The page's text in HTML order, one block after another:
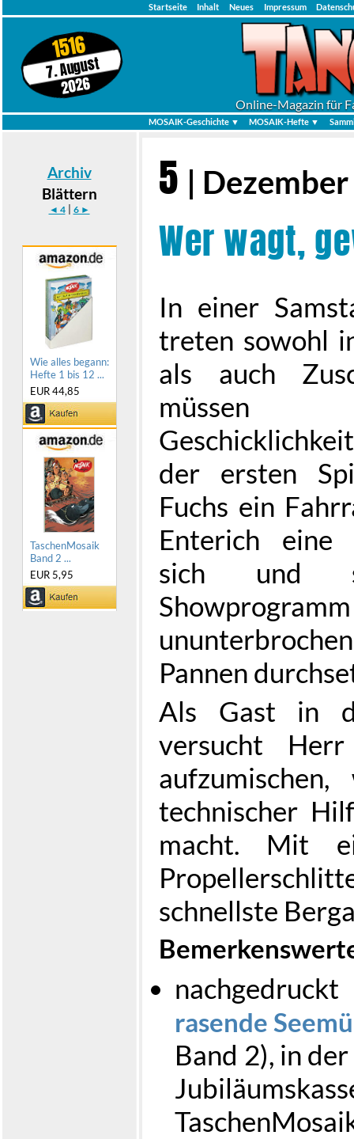
Startseite Inhalt Neues Impressum
1516
7. August
2026
Online-Magazin für
MOSAIK-Geschichte ▼ MOSAIK-Hefte ▼
Archiv
Blättern
◄ 4| 6 ►
Wie alles begann:
Hefte 1 bis 12 ...
EUR 44,85
TaschenMosaik
Band 2 ...
EUR 5,95
5 |
Wer wagt,
In einer
treten sowohl
als auch
der ersten
Fuchs ein
Enterich eine
sich und
Pannen
Als Gast in
versucht
technischer
macht. Mit
schnellste
rasende
Band 2), in